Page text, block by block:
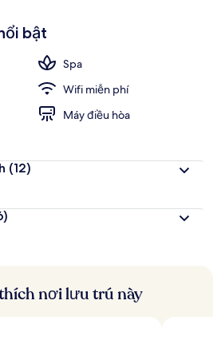
bật
Spa
Wifi miễn phí
Máy điều hòa
(12)
nơi lưu trú này